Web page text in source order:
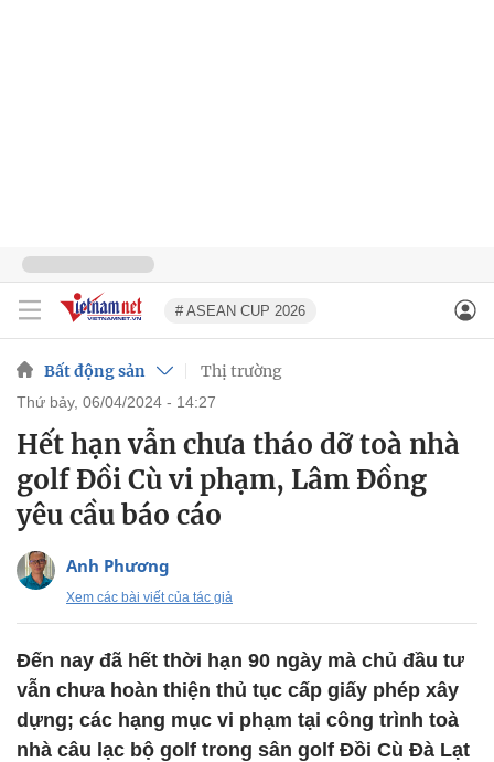
# ASEAN CUP 2026
Bất động sản Thị trường
thứ bảy, 06/04/2024 - 14:27
Hết hạn vẫn chưa tháo dỡ toà nhà
golf Đồi Cù vi phạm, Lâm Đồng
yêu cầu báo cáo
Anh Phương
Xem các bài viết của tác giả
Đến nay đã hết thời hạn 90 ngày mà chủ đầu tư
vẫn chưa hoàn thiện thủ tục cấp giấy phép xây
dựng; các hạng mục vi phạm tại công trình toà
nhà câu lạc bộ golf trong sân golf Đồi Cù Đà Lạt